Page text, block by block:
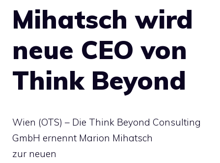
Mihatsch wird
neue CEO von
Think Beyond
Wien (OTS) – Die Think Beyond Consulting
GmbH ernennt Marion Mihatsch
zur neuen